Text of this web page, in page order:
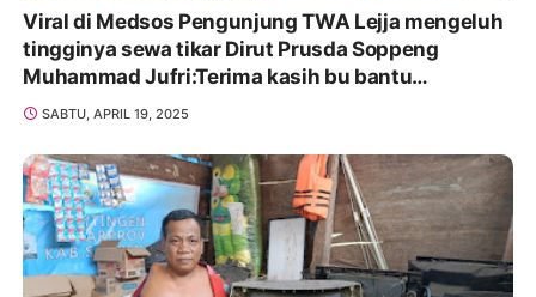
Viral di Medsos Pengunjung TWA Lejja mengeluh
tingginya sewa tikar Dirut Prusda Soppeng
Muhammad Jufri:Terima kasih bu bantu
Promosikan
SABTU, APRIL 19, 2025